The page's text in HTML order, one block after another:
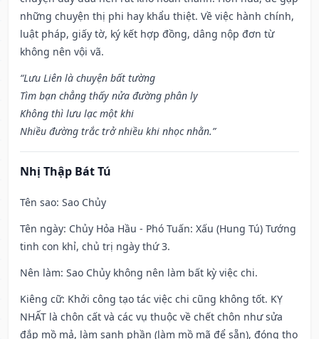
những chuyện thị phi hay khẩu thiệt. Về việc hành chính,
luật pháp, giấy tờ, ký kết hợp đồng, dâng nộp đơn từ
không nên vội vã.
“Lưu Liên là chuyện bất tường
Tìm bạn chẳng thấy nửa đường phân ly
Không thì lưu lạc một khi
Nhiều đường trắc trở nhiều khi nhọc nhằn.”
Nhị Thập Bát Tú
Tên sao: Sao Chủy
Tên ngày: Chủy Hỏa Hầu - Phó Tuấn: Xấu (Hung Tú) Tướng
tinh con khỉ, chủ trị ngày thứ 3.
Nên làm: Sao Chủy không nên làm bất kỳ việc chi.
Kiêng cữ: Khởi công tạo tác việc chi cũng không tốt. KỴ
NHẤT là chôn cất và các vụ thuộc về chết chôn như sửa
đắp mồ mả, làm sanh phần (làm mồ mã để sẵn), đóng thọ